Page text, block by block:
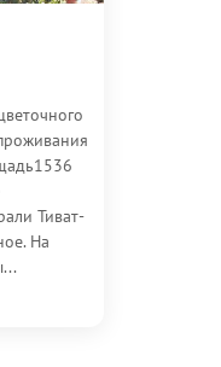
Тиват-
На